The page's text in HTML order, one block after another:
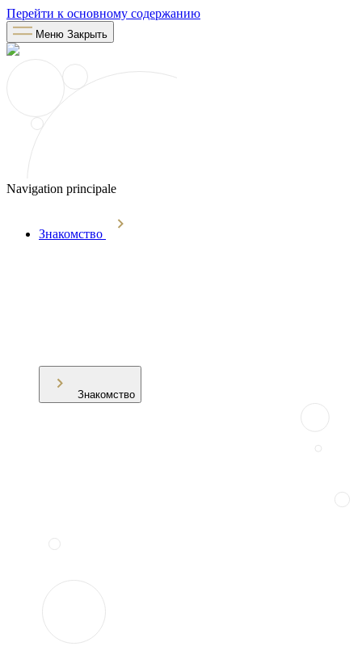
Перейти к основному содержанию
Меню Закрыть
Navigation principale
Знакомство
Знакомство